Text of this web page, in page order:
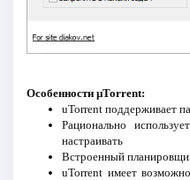
Особенности µTorrent:
uTorrent поддерживает
Рационально
настраивать
Встроенный
uTorrent имеет